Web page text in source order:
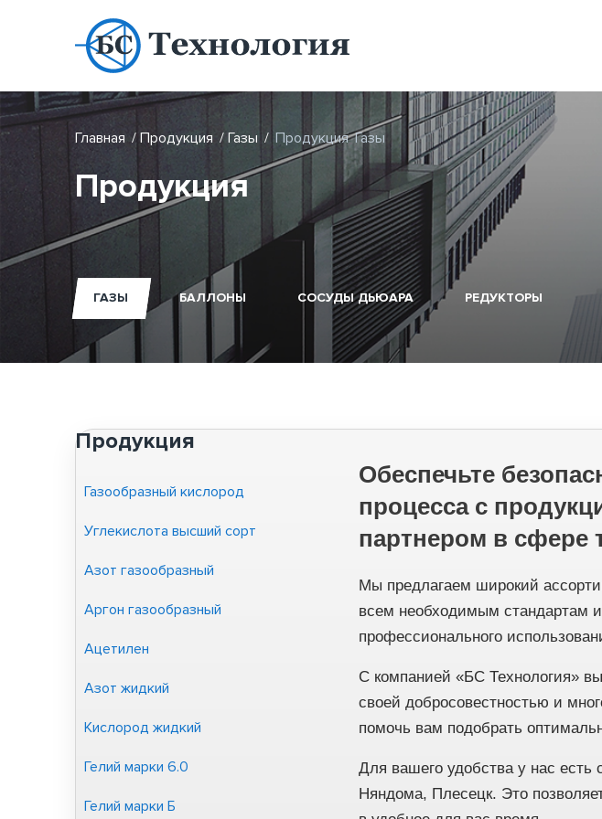
Главная / Продукция / Газы / Продукция Газы
Продукция
ГАЗЫ БАЛЛОНЫ СОСУДЫ ДЬЮАРА РЕДУКТОРЫ
Продукция
Газообразный кислород
Углекислота высший сорт
Азот газообразный
Аргон газообразный
Ацетилен
Азот жидкий
Кислород жидкий
Гелий марки 6.0
Гелий марки Б
Обеспечьте
процесса с
партнером в сфере
Мы предлагаем широкий
всем необходимым стандартам
профессионального
С компанией «БС Технология»
своей добросовестностью и
помочь вам подобрать
Для вашего удобства у нас есть
Няндома, Плесецк. Это